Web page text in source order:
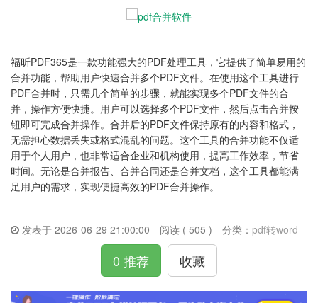
福昕PDF365是一款功能强大的PDF处理工具，它提供了简单易用的
合并功能，帮助用户快速合并多个PDF文件。在使用这个工具进行
PDF合并时，只需几个简单的步骤，就能实现多个PDF文件的合
并，操作方便快捷。用户可以选择多个PDF文件，然后点击合并按
钮即可完成合并操作。合并后的PDF文件保持原有的内容和格式，
无需担心数据丢失或格式混乱的问题。这个工具的合并功能不仅适
用于个人用户，也非常适合企业和机构使用，提高工作效率，节省
时间。无论是合并报告、合并合同还是合并文档，这个工具都能满
足用户的需求，实现便捷高效的PDF合并操作。
发表于 2026-06-29 21:00:00 阅读 ( 505 ) 分类： pdf转word
0 推荐 收藏